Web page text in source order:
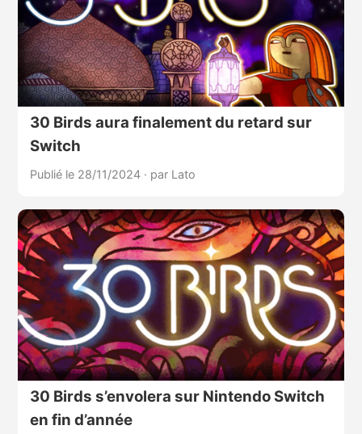
30 Birds aura finalement du retard sur
Switch
Publié le 28/11/2024 · par Lato
30 Birds s’envolera sur Nintendo Switch
en fin d’année